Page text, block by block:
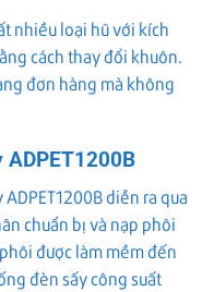
nhiều loại hũ với kích
cách thay đổi khuôn.
đơn hàng mà không
ADPET1200B
diễn ra qua
chuẩn bị và nạp phôi
được làm mềm đến
đèn sấy công suất